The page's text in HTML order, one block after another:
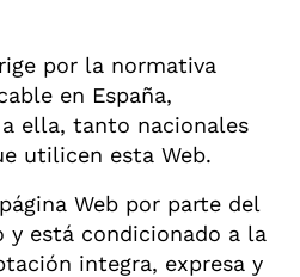
por la normativa
en España,
ella, tanto nacionales
utilicen esta Web.
Web por parte del
y está condicionado a la
integra, expresa y